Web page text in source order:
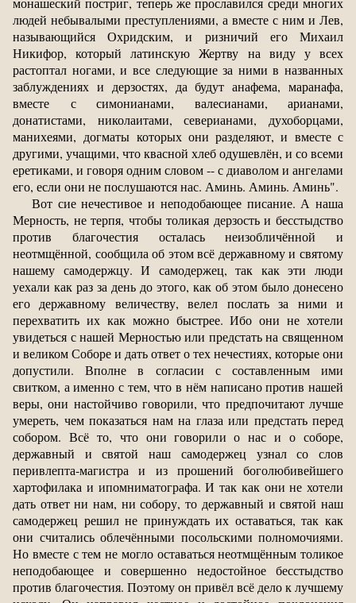
людей небывалыми преступлениями, а вместе с ним и Лев,
называющийся Охридским, и ризничий его Михаил
Никифор, который латинскую Жертву на виду у всех
растоптал ногами, и все следующие за ними в названных
заблуждениях и дерзостях, да будут анафема, маранафа,
вместе с симонианами, валесианами, арианами,
донатистами, николаитами, северианами, духоборцами,
манихеями, догматы которых они разделяют, и вместе с
другими, учащими, что квасной хлеб одушевлён, и со всеми
еретиками, и говоря одним словом -- с диаволом и ангелами
его, если они не послушаются нас. Аминь. Аминь. Аминь".
Вот сие нечестивое и неподобающее писание. А наша
Мерность, не терпя, чтобы толикая дерзость и бесстыдство
против благочестия осталась неизобличённой и
неотмщённой, сообщила об этом всё державному и святому
нашему самодержцу. И самодержец, так как эти люди
уехали как раз за день до этого, как об этом было донесено
его державному величеству, велел послать за ними и
перехватить их как можно быстрее. Ибо они не хотели
увидеться с нашей Мерностью или предстать на священном
и великом Соборе и дать ответ о тех нечестиях, которые они
допустили. Вполне в согласии с составленным ими
свитком, а именно с тем, что в нём написано против нашей
веры, они настойчиво говорили, что предпочитают лучше
умереть, чем показаться нам на глаза или предстать перед
собором. Всё то, что они говорили о нас и о соборе,
державный и святой наш самодержец узнал со слов
перивлепта-магистра и из прошений боголюбивейшего
хартофилака и ипомниматографа. И так как они не хотели
дать ответ ни нам, ни собору, то державный и святой наш
самодержец решил не принуждать их оставаться, так как
они считались облечёнными посольскими полномочиями.
Но вместе с тем не могло оставаться неотмщённым толикое
неподобающее и совершенно недостойное бесстыдство
против благочестия. Поэтому он привёл всё дело к лучшему